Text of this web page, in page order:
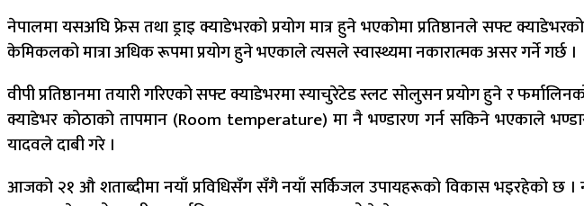
नेपालमा यसअघि फ्रेस तथा ड्राइ क्याडेभरको प्रयोग मात्र हुने भएकोमा प्रतिष्ठानले सफ्ट
केमिकलको मात्रा अधिक रूपमा प्रयोग हुने भएकाले त्यसले स्वास्थ्यमा नकारात्मक असर गर्ने गर्छ ।
वीपी प्रतिष्ठानमा तयारी गरिएको सफ्ट क्याडेभरमा स्याचुरेटेड स्लट सोलुसन प्रयोग हुने र
क्याडेभर कोठाको तापमान (Room temperature) मा नै भण्डारण गर्न सकिने भएकाले
यादवले दाबी गरे ।
आजको २१ औ शताब्दीमा नयाँ प्रविधिसँग सँगै नयाँ सर्किजल उपायहरूको विकास भइरहेको छ